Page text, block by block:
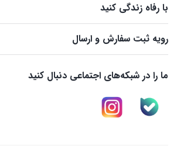
با رفاه زندگی کنید
رویه ثبت سفارش و ارسال
ما را در شبکه‌های اجتماعی دنبال کنید